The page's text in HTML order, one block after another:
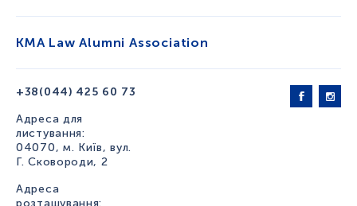
+38(044) 425 60 73
Адреса для
листування:
04070, м. Київ, вул.
Г. Сковороди, 2
Адреса
KMA Law Alumni Association